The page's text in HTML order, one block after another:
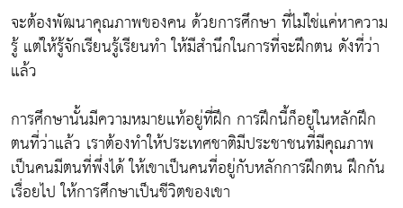
จะต้องพัฒนาคุณภาพของคน ด้วยการศึกษา ที่ไม่ใช่แค่หาความ
รู้ แต่ให้รู้จักเรียนรู้เรียนทำ ให้มีสำนึกในการที่จะฝึกตน ดังที่ว่า
แล้ว
การศึกษานั้นมีความหมายแท้อยู่ที่ฝึก การฝึกนี้ก็อยู่ในหลักฝึก
ตนที่ว่าแล้ว เราต้องทำให้ประเทศชาติมีประชาชนที่มีคุณภาพ
เป็นคนมีตนที่พึ่งได้ ให้เขาเป็นคนที่อยู่กับหลักการฝึกตน ฝึกกัน
เรื่อยไป ให้การศึกษาเป็นชีวิตของเขา